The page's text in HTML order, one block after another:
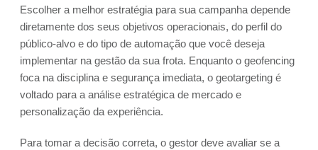
Escolher a melhor estratégia para sua campanha depende
diretamente dos seus objetivos operacionais, do perfil do
público-alvo e do tipo de automação que você deseja
implementar na gestão da sua frota. Enquanto o geofencing
foca na disciplina e segurança imediata, o geotargeting é
voltado para a análise estratégica de mercado e
personalização da experiência.
Para tomar a decisão correta, o gestor deve avaliar se a